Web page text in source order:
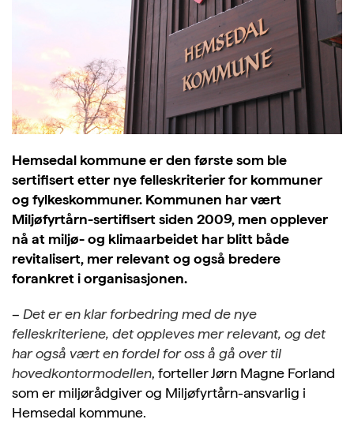
Hemsedal kommune er den første som ble
sertifisert etter nye felleskriterier for kommuner
og fylkeskommuner. Kommunen har vært
Miljøfyrtårn-sertifisert siden 2009, men opplever
nå at miljø- og klimaarbeidet har blitt både
revitalisert, mer relevant og også bredere
forankret i organisasjonen.
– Det er en klar forbedring med de nye
felleskriteriene, det oppleves mer relevant, og det
har også vært en fordel for oss å gå over til
hovedkontormodellen, forteller Jørn Magne Forland
som er miljørådgiver og Miljøfyrtårn-ansvarlig i
Hemsedal kommune.